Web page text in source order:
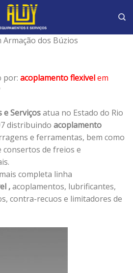
dos Búzios
por: acoplamento flexivelem
e Serviçosatua no Estado do Rio
distribuindo acoplamento
e ferramentas, bem como
consertos de freios e
completa linha
,acoplamentos, lubrificantes,
contra-recuos e limitadores de